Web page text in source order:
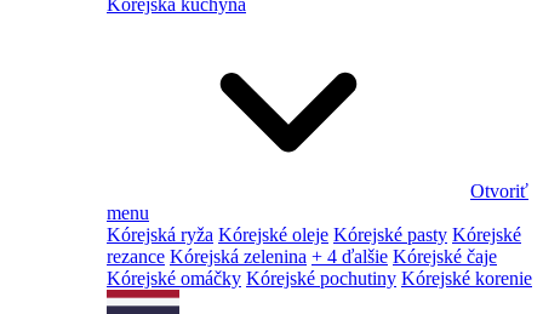
Otvoriť
menu
Kórejská ryža Kórejské oleje Kórejské pasty Kórejské
rezance Kórejská zelenina + 4 ďalšie Kórejské čaje
Kórejské omáčky Kórejské pochutiny Kórejské korenie